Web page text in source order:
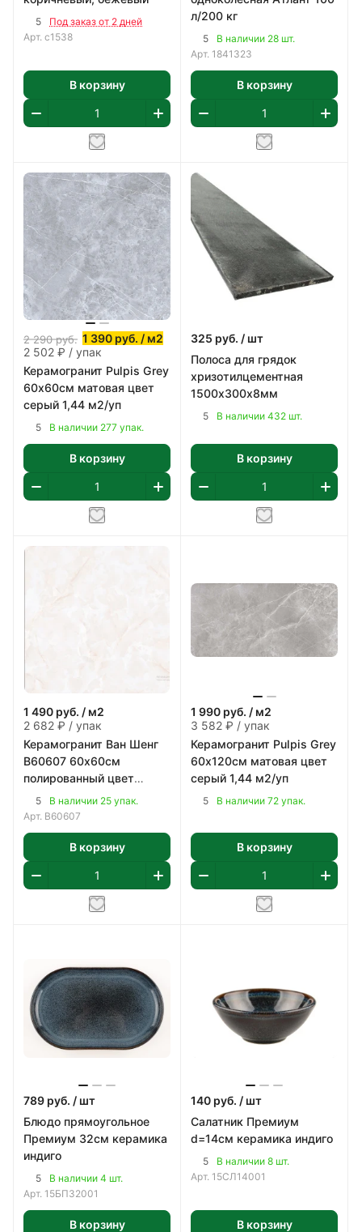
5
Под заказ от 2 дней
Арт. с1538
В корзину
л/200 кг
5
В наличии 28 шт.
Арт. 1841323
В корзину
2 290руб. 1 390 руб. / м2
2 502 ₽ / упак
Керамогранит Pulpis Grey
60х60см матовая цвет
серый 1,44 м2/уп
5 В наличии 277 упак.
В корзину
325 руб. / шт
Полоса для грядок
хризотилцементная
1500х300х8мм
5 В наличии 432 шт.
В корзину
1 490 руб. / м2
2 682 ₽ / упак
Керамогранит Ван Шенг
В60607 60х60см
полированный цвет
бежево-коричневый 1,8
м2/уп
5
В наличии 25 упак.
Арт. В60607
В корзину
1 990 руб. / м2
3 582 ₽ / упак
Керамогранит Pulpis Grey
60х120см матовая цвет
серый 1,44 м2/уп
5 В наличии 72 упак.
В корзину
789 руб. / шт
Блюдо прямоугольное
Премиум 32см керамика
индиго
5
В наличии 4 шт.
Арт. 15БП32001
В корзину
140 руб. / шт
Салатник Премиум
d=14см керамика индиго
5
В наличии 8 шт.
Арт. 15СЛ14001
В корзину